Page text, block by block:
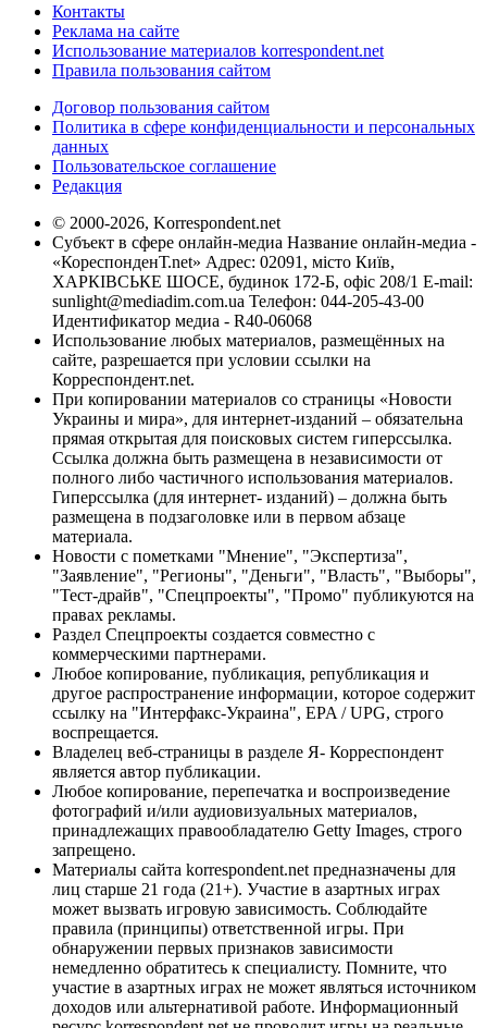
Контакты
Реклама на сайте
Использование материалов korrespondent.net
Правила пользования сайтом
Договор пользования сайтом
Политика в сфере конфиденциальности и персональных
данных
Пользовательское соглашение
Редакция
© 2000-2026, Korrespondent.net
Субъект в сфере онлайн-медиа Название онлайн-медиа -
«КореспонденТ.net» Адрес: 02091, місто Київ,
ХАРКІВСЬКЕ ШОСЕ, будинок 172-Б, офіс 208/1 E-mail:
sunlight@mediadim.com.ua Телефон: 044-205-43-00
Идентификатор медиа - R40-06068
Использование любых материалов, размещённых на
сайте, разрешается при условии ссылки на
Корреспондент.net.
При копировании материалов со страницы «Новости
Украины и мира», для интернет-изданий – обязательна
прямая открытая для поисковых систем гиперссылка.
Ссылка должна быть размещена в независимости от
полного либо частичного использования материалов.
Гиперссылка (для интернет- изданий) – должна быть
размещена в подзаголовке или в первом абзаце
материала.
Новости с пометками "Мнение", "Экспертиза",
"Заявление", "Регионы", "Деньги", "Власть", "Выборы",
"Тест-драйв", "Спецпроекты", "Промо" публикуются на
правах рекламы.
Раздел Спецпроекты создается совместно с
коммерческими партнерами.
Любое копирование, публикация, републикация и
другое распространение информации, которое содержит
ссылку на "Интерфакс-Украина", EPA / UPG, строго
воспрещается.
Владелец веб-страницы в разделе Я- Корреспондент
является автор публикации.
Любое копирование, перепечатка и воспроизведение
фотографий и/или аудиовизуальных материалов,
принадлежащих правообладателю Getty Images, строго
запрещено.
Материалы сайта korrespondent.net предназначены для
лиц старше 21 года (21+). Участие в азартных играх
может вызвать игровую зависимость. Соблюдайте
правила (принципы) ответственной игры. При
обнаружении первых признаков зависимости
немедленно обратитесь к специалисту. Помните, что
участие в азартных играх не может являться источником
доходов или альтернативой работе. Информационный